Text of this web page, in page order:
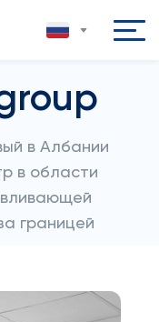
в Албании
в области
границей